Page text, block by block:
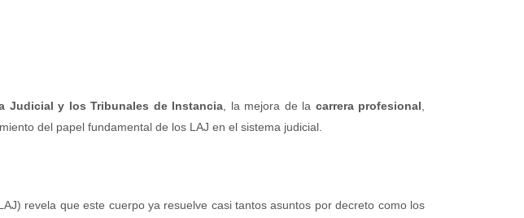
Judicial y los Tribunales de Instancia , la mejora de la carrera profesional
del papel fundamental de los LAJ en el sistema judicial.
revela que este cuerpo ya resuelve casi tantos asuntos por decreto como los